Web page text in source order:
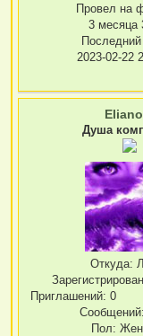
Провел на
3 месяца
Последний
2023-02-22
Душа
Откуда:
Зарегистрирован
Приглашений: 0
Сообщений:
Пол: